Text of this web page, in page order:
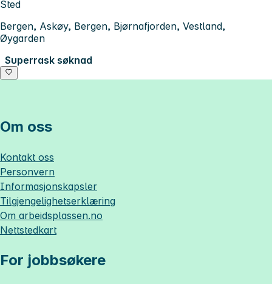
Sted
Bergen, Askøy, Bergen, Bjørnafjorden, Vestland,
Øygarden
Superrask søknad
Om oss
Kontakt oss
Personvern
Informasjonskapsler
Tilgjengelighetserklæring
Om arbeidsplassen.no
Nettstedkart
For jobbsøkere